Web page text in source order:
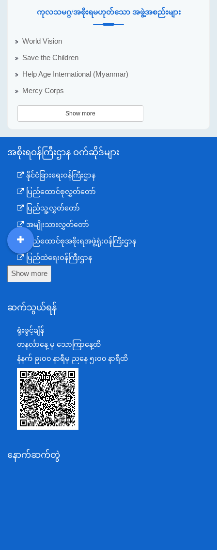
ကုလသမဂ္ဂ/အစိုးရမဟုတ်သော အဖွဲ့အစည်းများ
World Vision
Save the Children
Help Age International (Myanmar)
Mercy Corps
Show more
အစိုးရဝန်ကြီးဌာန ဝက်ဆိုဒ်များ
နိုင်ငံခြားရေးဝန်ကြီးဌာန
ပြည်ထောင်စုလွှတ်တော်
ပြည်သူ့လွှတ်တော်
အမျိုးသားလွှတ်တော်
ပြည်ထောင်စုအစိုးရအဖွဲ့ရုံးဝန်ကြီးဌာန
ပြည်ထဲရေးဝန်ကြီးဌာန
ကာကွယ်ရေးဝန်ကြီးဌာန
စီမံကိန်း၊ဘဏ္ဍာရေးနှင့်စက်မှုဝန်ကြီးဌာန
ရင်းနှီးမြှုပ်နှံမှုနှင့် နိုင်ငံခြားစီးပွားဆက်သွယ်ရေးဝန်ကြီးဌာန
အပြည်ပြည်ဆိုင်ရာပူးပေါင်းဆောင်ရွက်ရေးဝန်ကြီးဌာန
ပြန်ကြားရေးဝန်ကြီးဌာန
သာသနာရေးနှင့် ယဉ်ကျေးမှုဝန်ကြီးဌာန
စိုက်ပျိုးရေး၊မွေးမြူရေးနှင့်ဆည်မြောင်းဝန်ကြီးဌာန
ပို့ဆောင်ရေးနှင့်ဆက်သွယ်ရေးဝန်ကြီးဌာန
သယံဇာတနှင့်ပတ်ဝန်းကျင်ထိန်းသိမ်းရေးဝန်ကြီးဌာန
အလုပ်သမား၊လူဝင်မှုကြီးကြပ်ရေးနှင့်ပြည်သူ့အင်အား
Show more
ဆက်သွယ်ရန်
ရုံးဖွင့်ချိန်
တနင်္လာနေ့ မှ သောကြာနေ့ထိ
နံနက် ၉းဝ၀ နာရီမှ ညနေ ၅းဝ၀ နာရီထိ
နောက်ဆက်တွဲ
DDM